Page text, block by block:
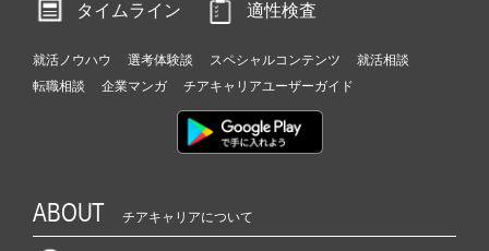
タイムライン
適性検査
就活ノウハウ 選考体験談 スペシャルコンテンツ
就活相談
転職相談
企業マンガ チアキャリアユーザーガイド
ABOUT チアキャリアについて